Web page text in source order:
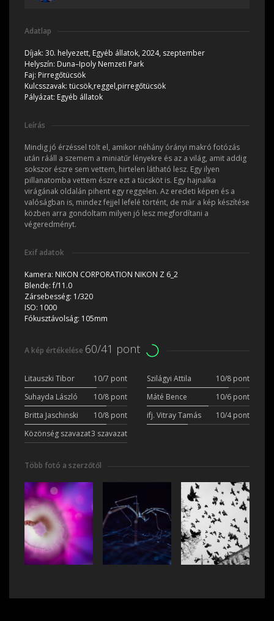
Adatlap
Díjak: 30. helyezett, Egyéb állatok, 2024, szeptember
Helyszín: Duna–Ipoly Nemzeti Park
Faj: Pirregőtücsök
Kulcsszavak: tücsök,reggel,pirregőtücsök
Pályázat: Egyéb állatok
Leírás
Mindig jó érzéssel tölt el, amikor néhány órányi makró fotózás
után rááll a szemem a miniatűr lényekre és az a világ, amit addig
sokszor észre sem vettem, hirtelen látható lesz. Egy ilyen
pillanatomba vettem észre ezt a tücsköt is. Egy hajnalka
virágának oldalán pihent egy reggelen. Az eredeti képen és a
valóságban is, mindez fejjel lefelé történt, de már a kép készítése
közben arra gondoltam milyen jó lesz megfordítani a
végeredményt.
Exif adatok
Kamera: NIKON CORPORATION NIKON Z 6_2
Blende:f/11.0
Zársebesség: 1/320
ISO: 1000
Fókusztávolság: 105mm
A kép értékelése 60/41 pont
Litauszki Tibor 10/7 pont Szilágyi Attila
10/8 pont
Suhayda László
10/8 pont Máté Bence
10/6 pont
Britta Jaschinski
10/8 pont ifj. Vitray Tamás
10/4 pont
Közönség szavazat3 szavazat
Több fotó a szerzőtől